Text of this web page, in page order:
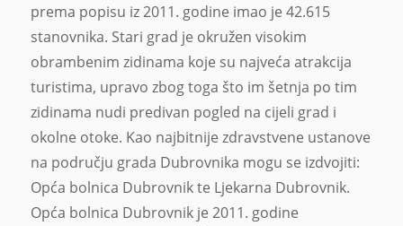
prema popisu iz 2011. godine imao je 42.615
stanovnika. Stari grad je okružen visokim
obrambenim zidinama koje su najveća atrakcija
turistima, upravo zbog toga što im šetnja po tim
zidinama nudi predivan pogled na cijeli grad i
okolne otoke. Kao najbitnije zdravstvene ustanove
na području grada Dubrovnika mogu se izdvojiti:
Opća bolnica Dubrovnik te Ljekarna Dubrovnik.
Opća bolnica Dubrovnik je 2011. godine